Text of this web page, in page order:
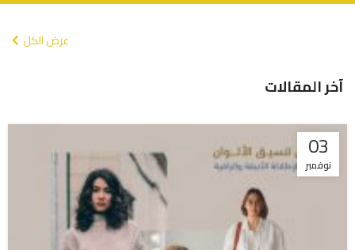
عرض الكل
آخر المقالات
03
نوفمبر